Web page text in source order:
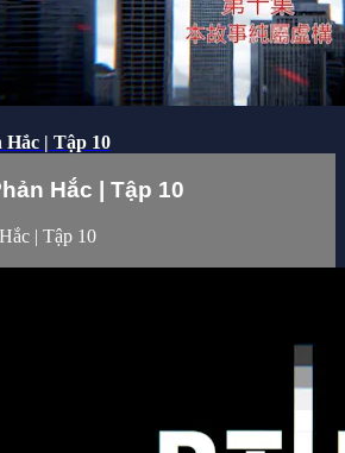
Hắc | Tập 10
Hắc | Tập 10
| Tập 10